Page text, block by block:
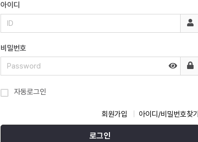
아이디
비밀번호
자동로그인
회원가입 아이디/비밀번호찾기
로그인